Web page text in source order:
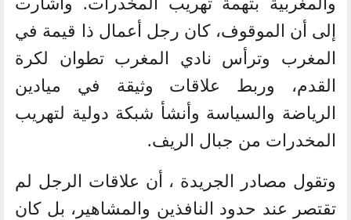
إلى أن الموقوف، كان رجل أعمال ذا قيمة في
المغرب وترأس نادي المغرب تطوان لكرة
القدم، وربط علاقات وثيقة في ميادين
الرياضة والسياسة وأنشأ شبكة دولية لتهريب
المخدرات من جبال الريف.
وتقول مصادر الجريدة ، أن علاقات الرجل لم
تقتصر عند حدود النافذين والمشاهير، بل كان